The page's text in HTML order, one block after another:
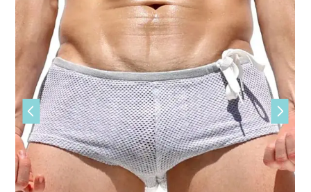
Vorige
slide
slide